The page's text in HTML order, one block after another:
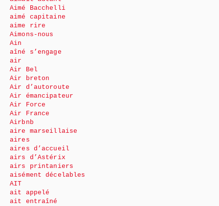
Aimé Bacchelli
aimé capitaine
aime rire
Aimons-nous
Ain
aîné s’engage
air
Air Bel
Air breton
Air d’autoroute
Air émancipateur
Air Force
Air France
Airbnb
aire marseillaise
aires
aires d’accueil
airs d’Astérix
airs printaniers
aisément décelables
AIT
ait appelé
ait entraîné